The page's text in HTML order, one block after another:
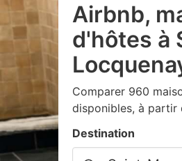
Airbnb,
d'hôtes à
Comparer 960
disponibles, à partir
Destination